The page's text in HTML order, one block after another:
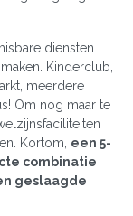
diensten
Kinderclub,
meerdere
Om nog maar te
Kortom, een 5-
combinatie
geslaagde